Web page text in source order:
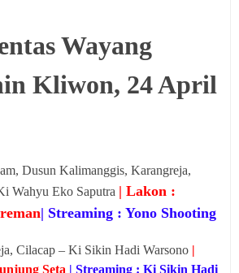
Wayang
Kliwon, 24 April
Dusun Kalimanggis, Karangreja,
Wahyu Eko Saputra | Lakon :
| Streaming : Yono Shooting
Cilacap – Ki Sikin Hadi Warsono |
Seta | Streaming : Ki Sikin Hadi